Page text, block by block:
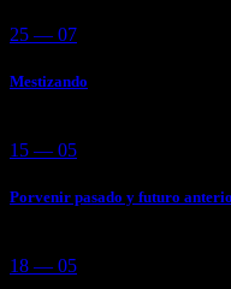
25 — 07
Mestizando
15 — 05
Porvenir pasado y futuro
18 — 05